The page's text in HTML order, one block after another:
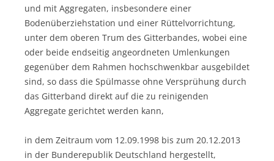
und mit Aggregaten, insbesondere einer
Bodenüberziehstation und einer Rüttelvorrichtung,
unter dem oberen Trum des Gitterbandes, wobei eine
oder beide endseitig angeordneten Umlenkungen
gegenüber dem Rahmen hochschwenkbar ausgebildet
sind, so dass die Spülmasse ohne Versprühung durch
das Gitterband direkt auf die zu reinigenden
Aggregate gerichtet werden kann,
in dem Zeitraum vom 12.09.1998 bis zum 20.12.2013
in der Bunderepublik Deutschland hergestellt,